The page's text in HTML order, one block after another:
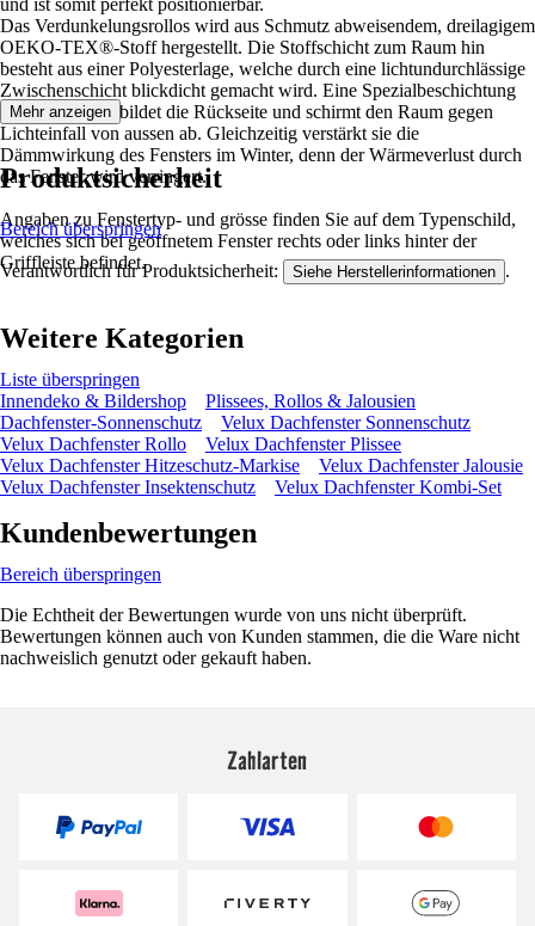
und ist somit perfekt positionierbar.
Das Verdunkelungsrollos wird aus Schmutz abweisendem, dreilagigem
OEKO-TEX®-Stoff hergestellt. Die Stoffschicht zum Raum hin
besteht aus einer Polyesterlage, welche durch eine lichtundurchlässige
Zwischenschicht blickdicht gemacht wird. Eine Spezialbeschichtung
aus Aluminium bildet die Rückseite und schirmt den Raum gegen
Lichteinfall von aussen ab. Gleichzeitig verstärkt sie die
Dämmwirkung des Fensters im Winter, denn der Wärmeverlust durch
das Fenster wird verringert.
Angaben zu Fenstertyp- und grösse finden Sie auf dem Typenschild,
welches sich bei geöffnetem Fenster rechts oder links hinter der
Griffleiste befindet.
Mehr anzeigen
Produktsicherheit
Bereich überspringen
Verantwortlich für Produktsicherheit: Siehe Herstellerinformationen .
Weitere Kategorien
Liste überspringen
Innendeko & Bildershop
Plissees, Rollos & Jalousien
Dachfenster-Sonnenschutz
Velux Dachfenster Sonnenschutz
Velux Dachfenster Rollo
Velux Dachfenster Plissee
Velux Dachfenster Hitzeschutz-Markise
Velux Dachfenster Jalousie
Velux Dachfenster Insektenschutz
Velux Dachfenster Kombi-Set
Kundenbewertungen
Bereich überspringen
Die Echtheit der Bewertungen wurde von uns nicht überprüft.
Bewertungen können auch von Kunden stammen, die die Ware nicht
nachweislich genutzt oder gekauft haben.
Zahlarten